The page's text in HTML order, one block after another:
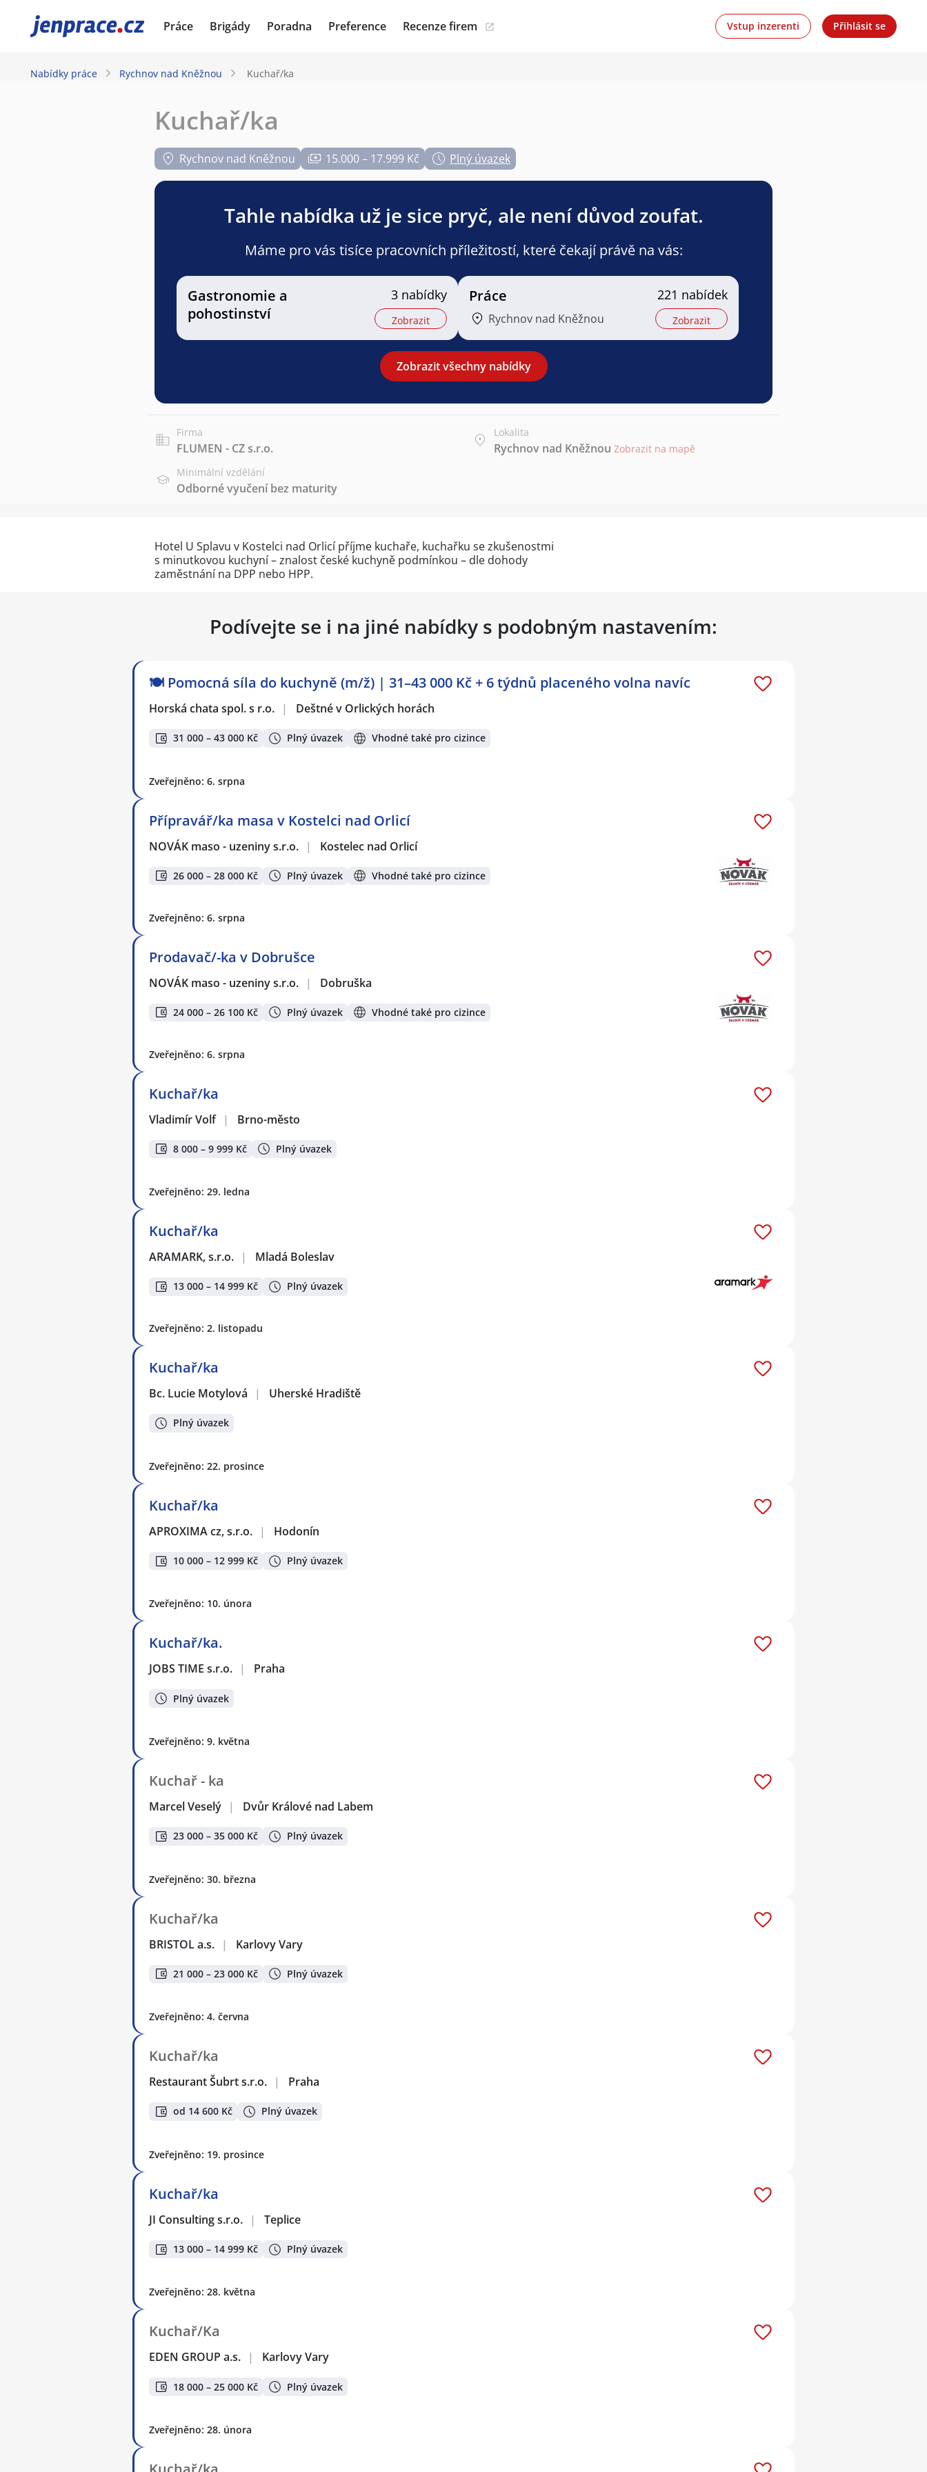
JenPráce.cz Práce Brigády Poradna Preference Recenze firem Vstup inzerenti Přihlásit se
Nabídky práce Rychnov nad Kněžnou Kuchař/ka
Kuchař/ka
Rychnov nad Kněžnou 15.000 – 17.999 Kč Plný úvazek
Tahle nabídka už je sice pryč, ale není důvod zoufat.
Máme pro vás tisíce pracovních příležitostí, které čekají právě na vás:
Gastronomie a
pohostinství
3 nabídky
Zobrazit
Práce
Rychnov nad Kněžnou
221 nabídek
Zobrazit
Zobrazit všechny nabídky
Firma
FLUMEN - CZ s.r.o.
Lokalita
Rychnov nad Kněžnou Zobrazit na mapě
Minimální vzdělání
Odborné vyučení bez maturity
Hotel U Splavu v Kostelci nad Orlicí příjme kuchaře, kuchařku se zkušenostmi
s minutkovou kuchyní – znalost české kuchyně podmínkou – dle dohody
zaměstnání na DPP nebo HPP.
Podívejte se i na jiné nabídky s podobným nastavením:
🍽️ Pomocná síla do kuchyně (m/ž) | 31–43 000 Kč + 6 týdnů placeného volna navíc
Horská chata spol. s r.o. | Deštné v Orlických horách
31 000 – 43 000 Kč Plný úvazek Vhodné také pro cizince
Zveřejněno: 6. srpna
Přípravář/ka masa v Kostelci nad Orlicí
NOVÁK maso - uzeniny s.r.o. | Kostelec nad Orlicí
26 000 – 28 000 Kč Plný úvazek Vhodné také pro cizince
Zveřejněno: 6. srpna
Prodavač/-ka v Dobrušce
NOVÁK maso - uzeniny s.r.o. | Dobruška
24 000 – 26 100 Kč Plný úvazek Vhodné také pro cizince
Zveřejněno: 6. srpna
Kuchař/ka
Vladimír Volf | Brno-město
8 000 – 9 999 Kč Plný úvazek
Zveřejněno: 29. ledna
Kuchař/ka
ARAMARK, s.r.o. | Mladá Boleslav
13 000 – 14 999 Kč Plný úvazek
Zveřejněno: 2. listopadu
Kuchař/ka
Bc. Lucie Motylová | Uherské Hradiště
Plný úvazek
Zveřejněno: 22. prosince
Kuchař/ka
APROXIMA cz, s.r.o. | Hodonín
10 000 – 12 999 Kč Plný úvazek
Zveřejněno: 10. února
Kuchař/ka.
JOBS TIME s.r.o. | Praha
Plný úvazek
Zveřejněno: 9. května
Kuchař - ka
Marcel Veselý | Dvůr Králové nad Labem
23 000 – 35 000 Kč Plný úvazek
Zveřejněno: 30. března
Kuchař/ka
BRISTOL a.s. | Karlovy Vary
21 000 – 23 000 Kč Plný úvazek
Zveřejněno: 4. června
Kuchař/ka
Restaurant Šubrt s.r.o. | Praha
od 14 600 Kč Plný úvazek
Zveřejněno: 19. prosince
Kuchař/ka
JI Consulting s.r.o. | Teplice
13 000 – 14 999 Kč Plný úvazek
Zveřejněno: 28. května
Kuchař/Ka
EDEN GROUP a.s. | Karlovy Vary
18 000 – 25 000 Kč Plný úvazek
Zveřejněno: 28. února